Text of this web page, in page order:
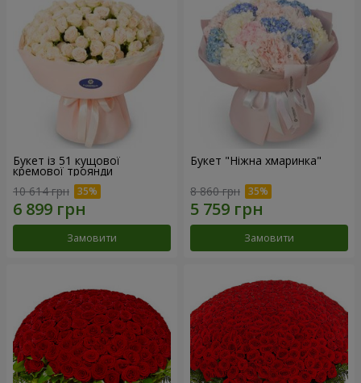
Букет із 51 кущової
кремової троянди
10 614 грн
Замовити
Букет "Ніжна хмаринка"
8 860 грн
Замовити